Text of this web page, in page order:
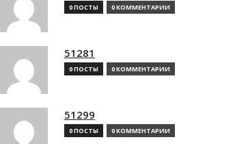
0 ПОСТЫ 0 КОММЕНТАРИИ
51281
0 ПОСТЫ 0 КОММЕНТАРИИ
51299
0 ПОСТЫ 0 КОММЕНТАРИИ